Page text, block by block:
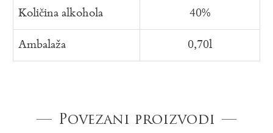
Količina alkohola 40%
Ambalaža 0,70l
Povezani proizvodi